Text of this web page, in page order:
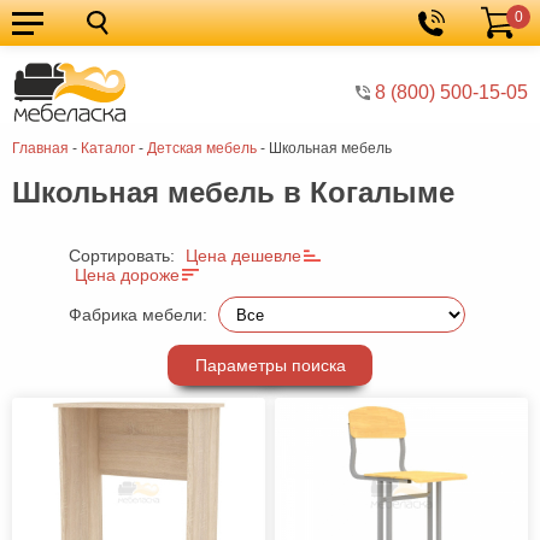
8 (800) 500-15-05
Корзина
0
Главная - Каталог - Детская мебель - Школьная мебель
Кухонные
гарнитуры
Мебель
для
кухни
Мебель
для
спальни
Кровати
Шкафы
Детская
гостиную
Мебель
Столы
Школьная мебель в Когалыме
Сортировать:
Цена дешевле
Цена дороже
Фабрика мебели:
Параметры поиска